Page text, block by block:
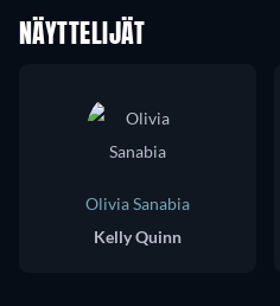
NÄYTTELIJÄT
Olivia Sanabia
Kelly Quinn